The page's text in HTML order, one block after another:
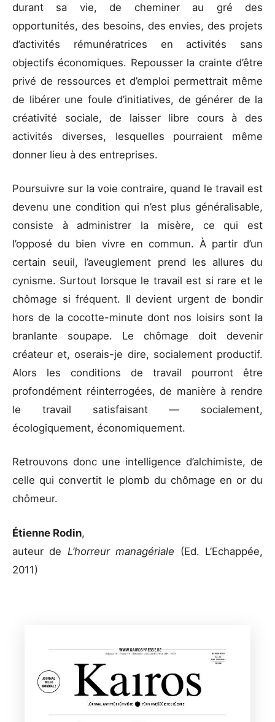
durant sa vie, de cheminer au gré des
opportunités, des besoins, des envies, des projets
d’activités rémunératrices en activités sans
objectifs économiques. Repousser la crainte d’être
privé de ressources et d’emploi permettrait même
de libérer une foule d’initiatives, de générer de la
créativité sociale, de laisser libre cours à des
activités diverses, lesquelles pourraient même
donner lieu à des entreprises.
Poursuivre sur la voie contraire, quand le travail est
devenu une condition qui n’est plus généralisable,
consiste à administrer la misère, ce qui est
l’opposé du bien vivre en commun. À partir d’un
certain seuil, l’aveuglement prend les allures du
cynisme. Surtout lorsque le travail est si rare et le
chômage si fréquent. Il devient urgent de bondir
hors de la cocotte-minute dont nos loisirs sont la
branlante soupape. Le chômage doit devenir
créateur et, oserais-je dire, socialement productif.
Alors les conditions de travail pourront être
profondément réinterrogées, de manière à rendre
le travail satisfaisant — socialement,
écologiquement, économiquement.
Retrouvons donc une intelligence d’alchimiste, de
celle qui convertit le plomb du chômage en or du
chômeur.
Étienne Rodin,
auteur de L’horreur managériale (Ed. L’Echappée,
2011)